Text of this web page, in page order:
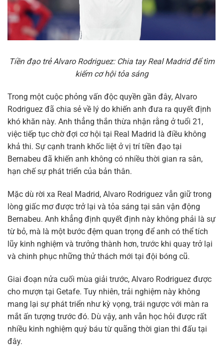
Tiền đạo trẻ Alvaro Rodriguez: Chia tay Real Madrid để tìm
kiếm cơ hội tỏa sáng
Trong một cuộc phỏng vấn độc quyền gần đây, Alvaro
Rodriguez đã chia sẻ về lý do khiến anh đưa ra quyết định
khó khăn này. Anh thẳng thắn thừa nhận rằng ở tuổi 21,
việc tiếp tục chờ đợi cơ hội tại Real Madrid là điều không
khả thi. Sự cạnh tranh khốc liệt ở vị trí tiền đạo tại
Bernabeu đã khiến anh không có nhiều thời gian ra sân,
hạn chế sự phát triển của bản thân.
Mặc dù rời xa Real Madrid, Alvaro Rodriguez vẫn giữ trong
lòng giấc mơ được trở lại và tỏa sáng tại sân vận động
Bernabeu. Anh khẳng định quyết định này không phải là sự
từ bỏ, mà là một bước đệm quan trọng để anh có thể tích
lũy kinh nghiệm và trưởng thành hơn, trước khi quay trở lại
và chinh phục những thử thách mới tại đội bóng cũ.
Giai đoạn nửa cuối mùa giải trước, Alvaro Rodriguez được
cho mượn tại Getafe. Tuy nhiên, trải nghiệm này không
mang lại sự phát triển như kỳ vọng, trái ngược với màn ra
mắt ấn tượng trước đó. Dù vậy, anh vẫn học hỏi được rất
nhiều kinh nghiệm quý báu từ quãng thời gian thi đấu tại
đây.